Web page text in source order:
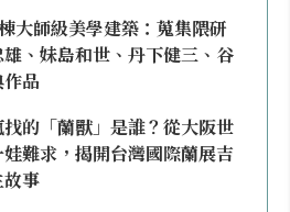
大師級美學建築：蒐集隈研
、妹島和世、丹下健三、谷
作品
找的「蘭獸」是誰？從大阪世
難求，揭開台灣國際蘭展吉
事